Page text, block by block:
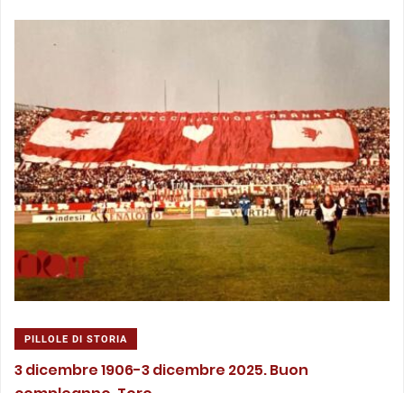
PILLOLE DI STORIA
3 dicembre 1906-3 dicembre 2025. Buon